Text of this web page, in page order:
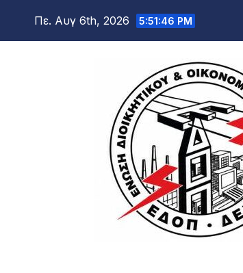
Πε. Αυγ 6th, 2026 5:51:47 PM